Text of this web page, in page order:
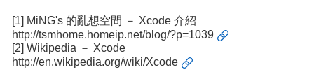
[1] MiNG's 的亂想空間 － Xcode 介紹
http://tsmhome.homeip.net/blog/?p=1039
[2] Wikipedia － Xcode
http://en.wikipedia.org/wiki/Xcode